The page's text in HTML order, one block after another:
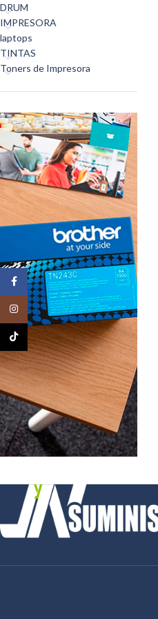
DRUM
IMPRESORA
laptops
TINTAS
Toners de Impresora
Facebook
Instagram
TikTok